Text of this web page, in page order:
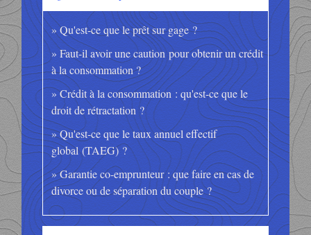
Qu'est-ce que le prêt sur gage ?
Faut-il avoir une caution pour obtenir un crédit
à la consommation ?
Crédit à la consommation : qu'est-ce que le
droit de rétractation ?
Qu'est-ce que le taux annuel effectif
global (TAEG) ?
Garantie co-emprunteur : que faire en cas de
divorce ou de séparation du couple ?